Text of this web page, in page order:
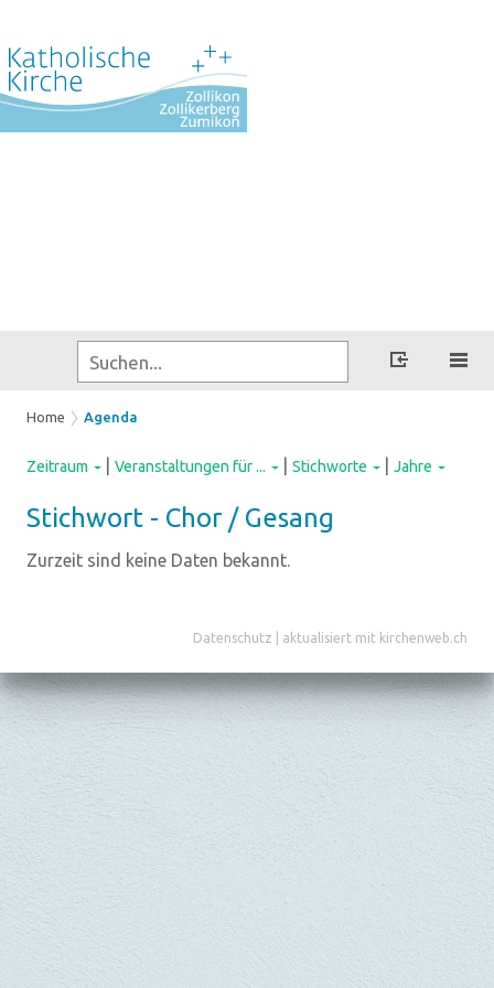
Home Agenda
Zeitraum Veranstaltungen für ... Stichworte Jahre
Stich­wort - Chor / Ge­sang
Zurzeit sind keine Daten bekannt.
Datenschutz aktualisiert mit kirchenweb.ch